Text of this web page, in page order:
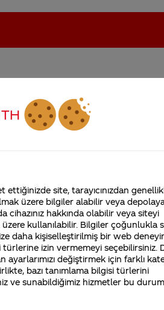
Coca-Cola’yı kim buldu?
mi
zaman
İlginize teşekkür
Coca-Cola Şirketi
merak ettikleriniz.
Fabrikalarımız,
sertifikalarımız, faaliyet
gösterdiğimiz ülkeler,
tarihçemiz ve daha
site, tarayıcınızdan
üzere bilgiler alabilir veya
cihazınız hakkında olabilir veya siteyi
üzere kullanılabilir. Bilgiler çoğunlukla
daha kişiselleştirilmiş bir web
türlerine izin vermemeyi seçebilirsiniz.
ayarlarımızı değiştirmek için farklı
bazı tanımlama bilgisi türlerini
ve sunabildiğimiz hizmetler bu